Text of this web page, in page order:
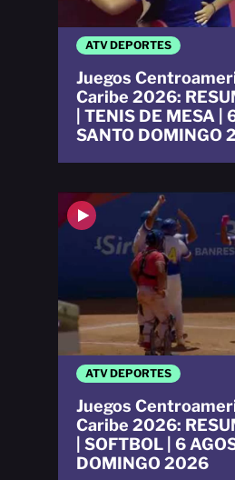
ATV DEPORTES
Juegos
Caribe 2026:
| SOFTBOL | 6
DOMINGO 2026
ATV DEPORTES
Juegos
Caribe 2026:
| TENIS DE MESA |
SANTO DOMINGO